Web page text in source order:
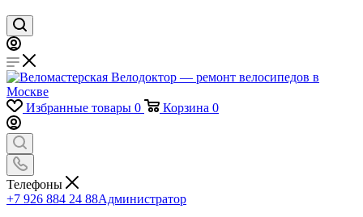
Избранные товары 0 Корзина 0
Телефоны
+7 926 884 24 88Администратор